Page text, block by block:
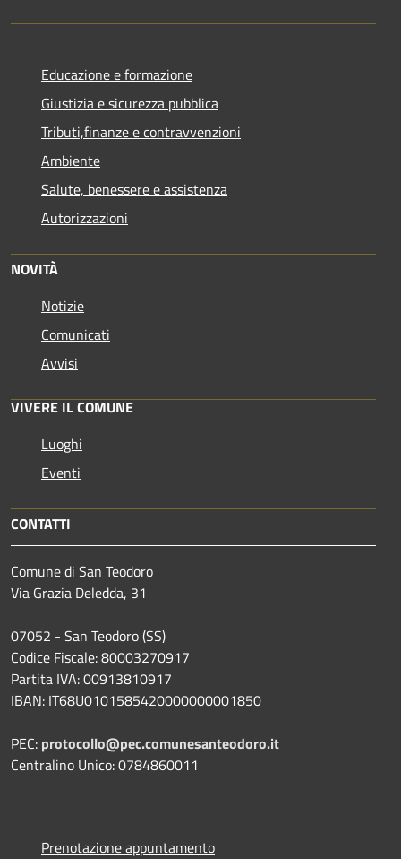
Educazione e formazione
Giustizia e sicurezza pubblica
Tributi,finanze e contravvenzioni
Ambiente
Salute, benessere e assistenza
Autorizzazioni
NOVITÀ
Notizie
Comunicati
Avvisi
VIVERE IL COMUNE
Luoghi
Eventi
CONTATTI
Comune di San Teodoro
Via Grazia Deledda, 31
07052 - San Teodoro (SS)
Codice Fiscale: 80003270917
Partita IVA: 00913810917
IBAN: IT68U0101585420000000001850
PEC: protocollo@pec.comunesanteodoro.it
Centralino Unico: 0784860011
Prenotazione appuntamento